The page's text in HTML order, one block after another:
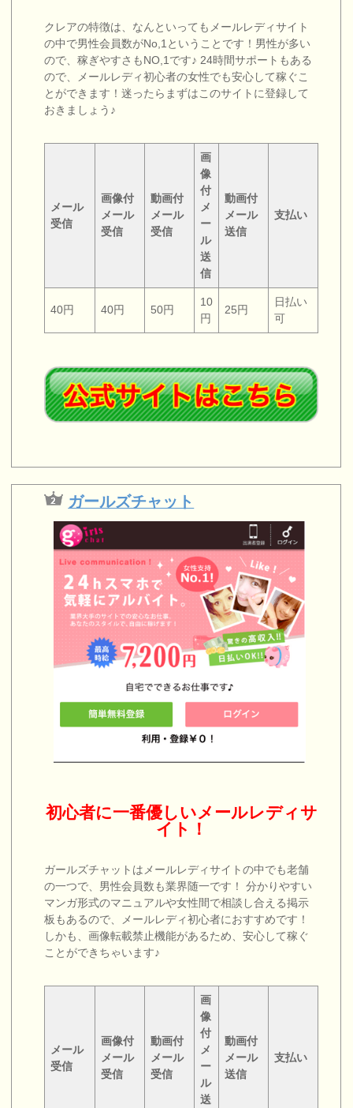
クレアの特徴は、なんといってもメールレディサイト
の中で男性会員数がNo,1ということです！男性が多い
ので、稼ぎやすさもNO,1です♪ 24時間サポートもある
ので、メールレディ初心者の女性でも安心して稼ぐこ
とができます！迷ったらまずはこのサイトに登録して
おきましょう♪
メール
受信
画像付
メール
受信
動画付
メール
受信
画
像
付
メ
ー
ル
送
信
動画付
メール
送信
支払い
40円 40円 50円
10
円
25円
日払い
可
ガールズチャット
初心者に一番優しいメールレディサ
イト！
ガールズチャットはメールレディサイトの中でも老舗
の一つで、男性会員数も業界随一です！ 分かりやすい
マンガ形式のマニュアルや女性間で相談し合える掲示
板もあるので、メールレディ初心者におすすめです！
しかも、画像転載禁止機能があるため、安心して稼ぐ
ことができちゃいます♪
メール
受信
画像付
メール
受信
動画付
メール
受信
画
像
付
メ
ー
ル
送
動画付
メール
送信
支払い